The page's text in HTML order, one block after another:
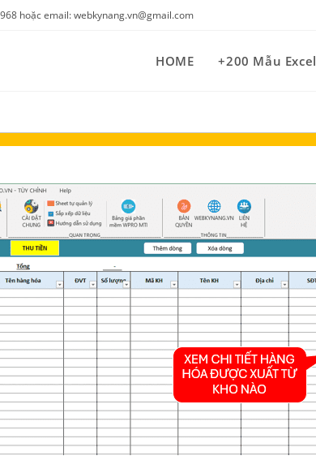
hoặc email: webkynang.vn@gmail.com
HOME +200 Mẫu Excel